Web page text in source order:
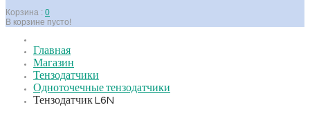
Корзина : 0
В корзине пусто!
Главная
Магазин
Тензодатчики
Одноточечные тензодатчики
Тензодатчик L6N